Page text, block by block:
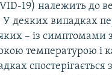
19) належить до
У деяких випадках
– із симптомами
температурою і